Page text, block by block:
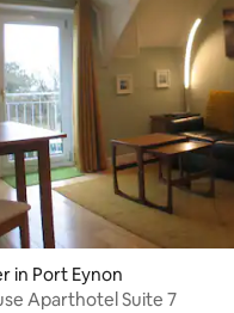
in Port Eynon
Aparthotel Suite 7